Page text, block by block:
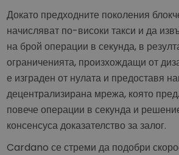
Докато предходните поколения
начисляват по-високи такси и да
на брой операции в секунда, в
ограниченията, произхождащи от
е изграден от нулата и предоставя
децентрализирана мрежа, която
повече операции в секунда и
консенсуса доказателство за залог.
Cardano се стреми да подобри